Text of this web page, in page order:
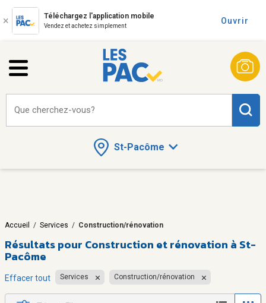
Téléchargez l'application mobile
Vendez et achetez simplement
Ouvrir
St-Pacôme
Que cherchez-vous?
Accueil / Services / Construction/rénovation
Résultats pour Construction et rénovation à St-
Pacôme
Effacer tout Services Construction/rénovation